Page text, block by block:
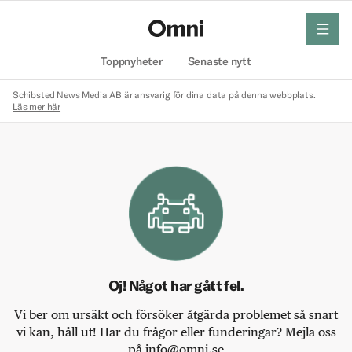
Toppnyheter Senaste nytt
meny
Schibsted News Media AB är ansvarig för dina data på denna webbplats.
Läs mer här
Oj! Något har gått fel.
Vi ber om ursäkt och försöker åtgärda problemet så snart
vi kan, håll ut! Har du frågor eller funderingar? Mejla oss